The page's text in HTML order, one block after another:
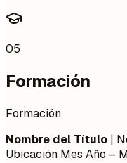
05
Formación
Formación
Nombre del Título |
Ubicación Mes Año –